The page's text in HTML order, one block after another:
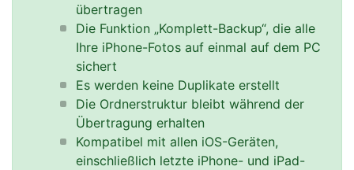
übertragen
Die Funktion „Komplett-Backup“, die alle
Ihre iPhone-Fotos auf einmal auf dem PC
sichert
Es werden keine Duplikate erstellt
Die Ordnerstruktur bleibt während der
Übertragung erhalten
Kompatibel mit allen iOS-Geräten,
einschließlich letzte iPhone- und iPad-